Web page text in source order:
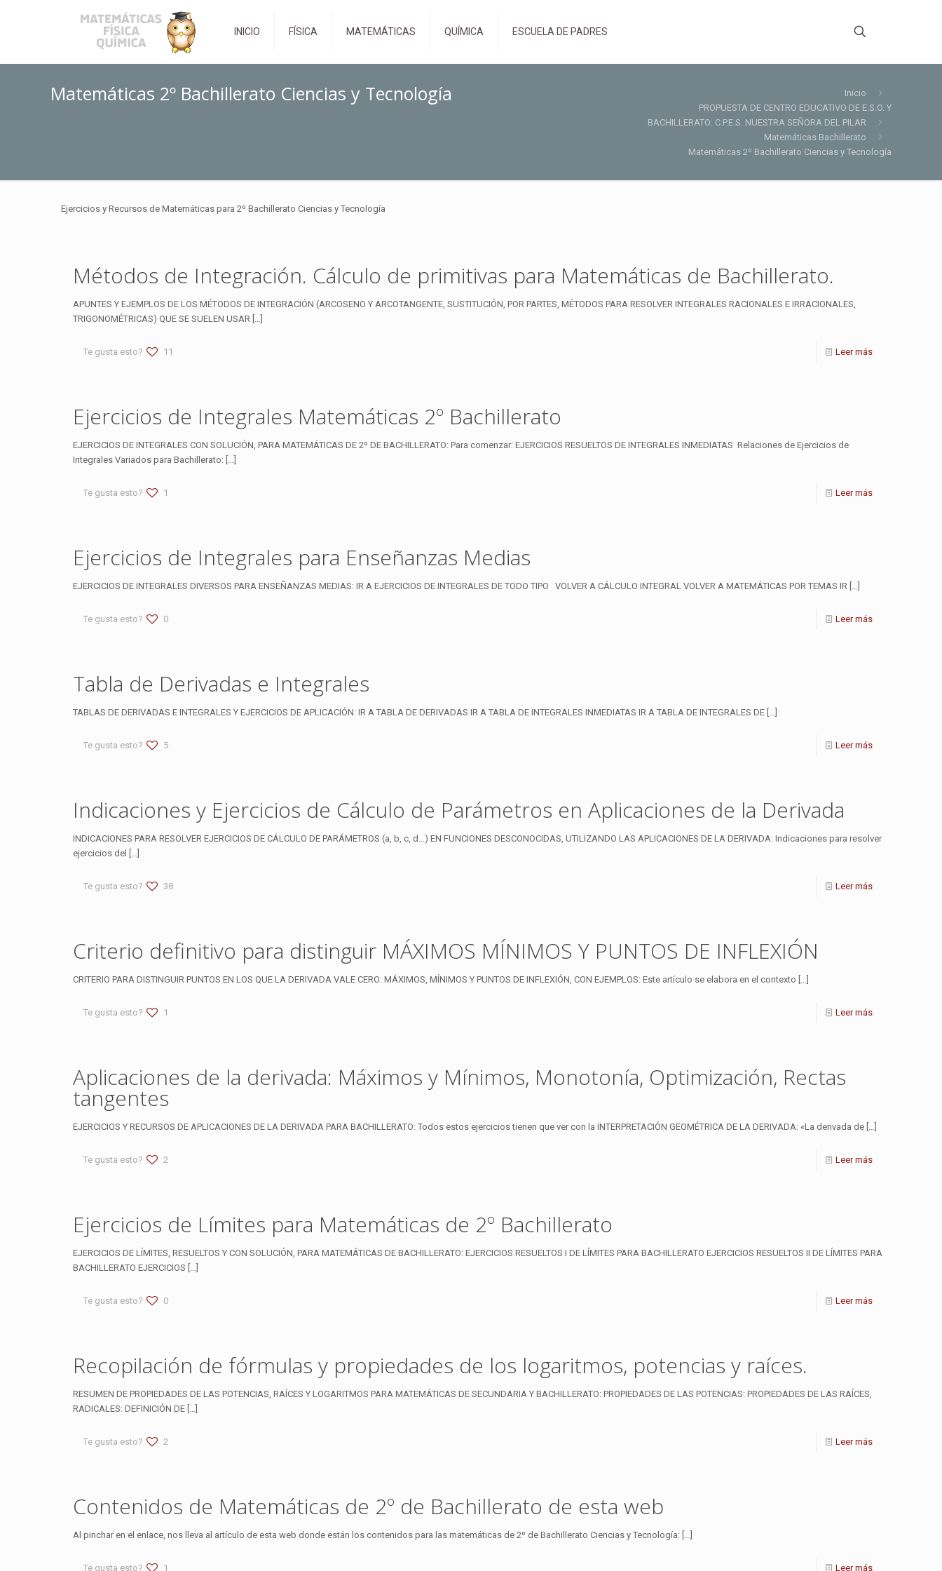
INICIO FÍSICA MATEMÁTICAS QUÍMICA ESCUELA DE PADRES
Matemáticas 2º Bachillerato Ciencias y Tecnología
Inicio
PROPUESTA DE CENTRO EDUCATIVO DE E.S.O. Y
BACHILLERATO: C.P.E.S. NUESTRA SEÑORA DEL PILAR
Matemáticas Bachillerato
Matemáticas 2º Bachillerato Ciencias y Tecnología
Ejercicios y Recursos de Matemáticas para 2º Bachillerato Ciencias y Tecnología
Métodos de Integración. Cálculo de primitivas para Matemáticas de Bachillerato.
APUNTES Y EJEMPLOS DE LOS MÉTODOS DE INTEGRACIÓN (ARCOSENO Y ARCOTANGENTE, SUSTITUCIÓN, POR PARTES, MÉTODOS PARA RESOLVER INTEGRALES RACIONALES E IRRACIONALES,
TRIGONOMÉTRICAS) QUE SE SUELEN USAR […]
Te gusta esto? 11 Leer más
Ejercicios de Integrales Matemáticas 2º Bachillerato
EJERCICIOS DE INTEGRALES CON SOLUCIÓN, PARA MATEMÁTICAS DE 2º DE BACHILLERATO: Para comenzar: EJERCICIOS RESUELTOS DE INTEGRALES INMEDIATAS Relaciones de Ejercicios de
Integrales Variados para Bachillerato: […]
Te gusta esto? 1 Leer más
Ejercicios de Integrales para Enseñanzas Medias
EJERCICIOS DE INTEGRALES DIVERSOS PARA ENSEÑANZAS MEDIAS: IR A EJERCICIOS DE INTEGRALES DE TODO TIPO VOLVER A CÁLCULO INTEGRAL VOLVER A MATEMÁTICAS POR TEMAS IR […]
Te gusta esto? 0 Leer más
Tabla de Derivadas e Integrales
TABLAS DE DERIVADAS E INTEGRALES Y EJERCICIOS DE APLICACIÓN: IR A TABLA DE DERIVADAS IR A TABLA DE INTEGRALES INMEDIATAS IR A TABLA DE INTEGRALES DE […]
Te gusta esto? 5 Leer más
Indicaciones y Ejercicios de Cálculo de Parámetros en Aplicaciones de la Derivada
INDICACIONES PARA RESOLVER EJERCICIOS DE CÁLCULO DE PARÁMETROS (a, b, c, d…) EN FUNCIONES DESCONOCIDAS, UTILIZANDO LAS APLICACIONES DE LA DERIVADA: Indicaciones para resolver
ejercicios del
[…]
Te gusta esto? 38 Leer más
Criterio definitivo para distinguir MÁXIMOS MÍNIMOS Y PUNTOS DE INFLEXIÓN
CRITERIO PARA DISTINGUIR PUNTOS EN LOS QUE LA DERIVADA VALE CERO: MÁXIMOS, MÍNIMOS Y PUNTOS DE INFLEXIÓN, CON EJEMPLOS: Este artículo se elabora en el contexto […]
Te gusta esto? 1 Leer más
Aplicaciones de la derivada: Máximos y Mínimos, Monotonía, Optimización, Rectas
tangentes
EJERCICIOS Y RECURSOS DE APLICACIONES DE LA DERIVADA PARA BACHILLERATO: Todos estos ejercicios tienen que ver con la INTERPRETACIÓN GEOMÉTRICA DE LA DERIVADA: «La derivada de […]
Te gusta esto? 2 Leer más
Ejercicios de Límites para Matemáticas de 2º Bachillerato
EJERCICIOS DE LÍMITES, RESUELTOS Y CON SOLUCIÓN, PARA MATEMÁTICAS DE BACHILLERATO: EJERCICIOS RESUELTOS I DE LÍMITES PARA BACHILLERATO EJERCICIOS RESUELTOS II DE LÍMITES PARA
BACHILLERATO EJERCICIOS […]
Te gusta esto? 0 Leer más
Recopilación de fórmulas y propiedades de los logaritmos, potencias y raíces.
RESUMEN DE PROPIEDADES DE LAS POTENCIAS, RAÍCES Y LOGARITMOS PARA MATEMÁTICAS DE SECUNDARIA Y BACHILLERATO: PROPIEDADES DE LAS POTENCIAS: PROPIEDADES DE LAS RAÍCES,
RADICALES: DEFINICIÓN DE […]
Te gusta esto? 2 Leer más
Contenidos de Matemáticas de 2º de Bachillerato de esta web
Al pinchar en el enlace, nos lleva al artículo de esta web donde están los contenidos para las matemáticas de 2º de Bachillerato Ciencias y Tecnología: […]
Te gusta esto? 1 Leer más